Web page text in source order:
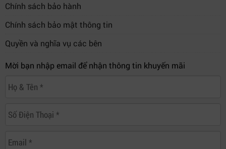
Chính sách bảo hành
Chính sách bảo mật thông tin
Quyền và nghĩa vụ các bên
Mời bạn nhập email để nhận thông tin khuyến mãi